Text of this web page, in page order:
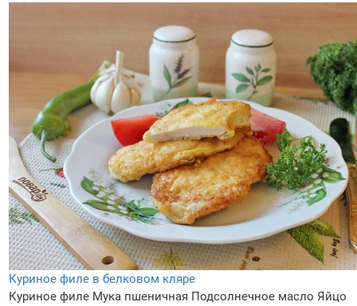
Куриное филе в белковом кляре
Куриное филе Мука пшеничная Подсолнечное масло Яйцо